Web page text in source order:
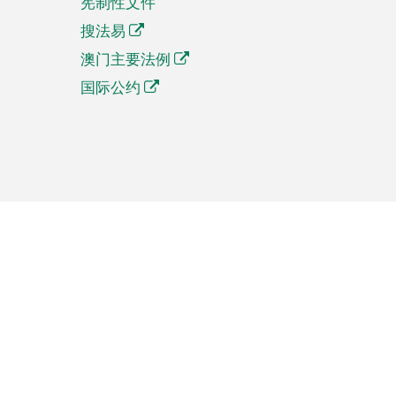
搜法易
澳门主要法例
国际公约